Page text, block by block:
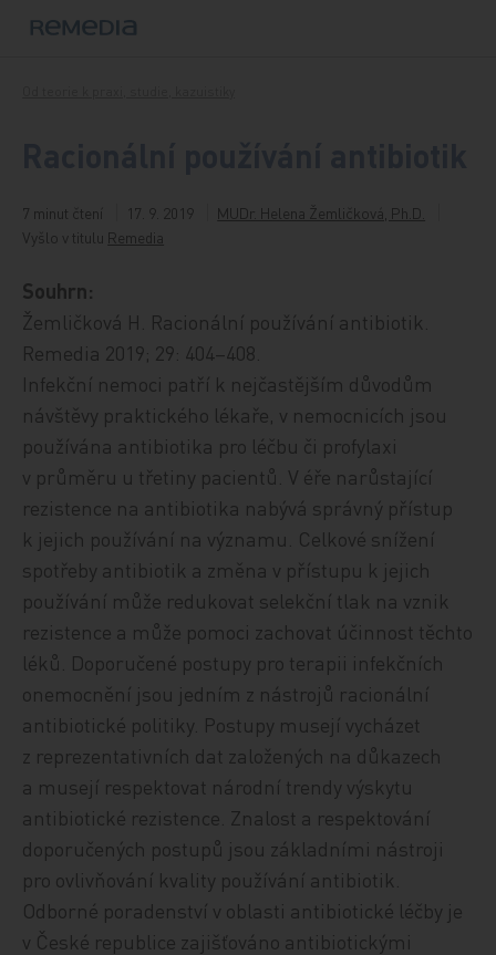
7 minut čtení 17. 9. 2019
MUDr. Helena Žemličková, Ph.D.
Vyšlo v titulu Remedia
Souhrn:
Žemličková H. Racionální používání antibiotik.
Remedia 2019; 29: 404–408.
Infekční nemoci patří k nejčastějším důvodům
návštěvy praktického lékaře, v nemocnicích jsou
používána antibiotika pro léčbu či profylaxi
v průměru u třetiny pacientů. V éře narůstající
rezistence na antibiotika nabývá správný přístup
k jejich používání na významu. Celkové snížení
spotřeby antibiotik a změna v přístupu k jejich
používání může redukovat selekční tlak na vznik
rezistence a může pomoci zachovat účinnost těchto
léků. Doporučené postupy pro terapii infekčních
onemocnění jsou jedním z nástrojů racionální
antibiotické politiky. Postupy musejí vycházet
z reprezentativních dat založených na důkazech
a musejí respektovat národní trendy výskytu
antibiotické rezistence. Znalost a respektování
doporučených postupů jsou základními nástroji
pro ovlivňování kvality používání antibiotik.
Odborné poradenství v oblasti antibiotické léčby je
v České republice zajišťováno antibiotickými